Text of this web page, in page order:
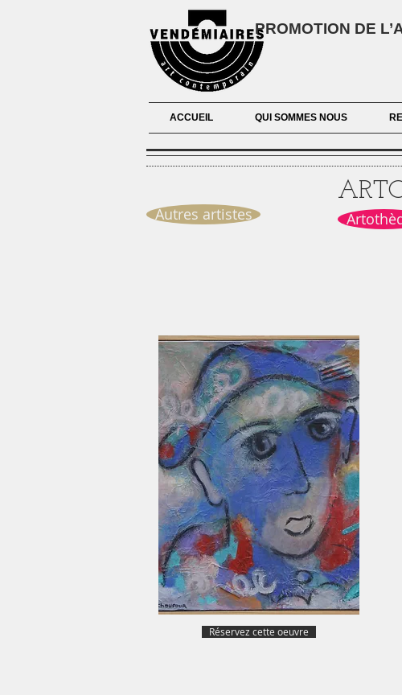
PROMOTION DE
ACCUEIL QUI SOMMES NOUS
Autres artistes
Réservez cette oeuvre